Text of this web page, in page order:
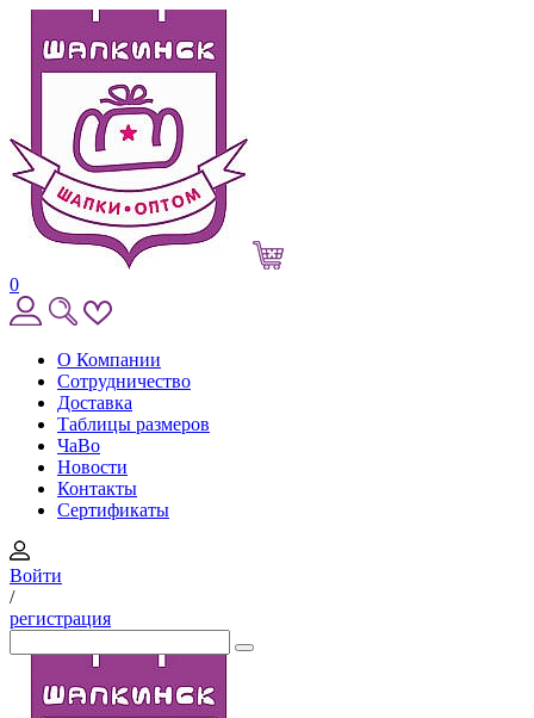
0
О Компании
Сотрудничество
Доставка
Таблицы размеров
ЧаВо
Новости
Контакты
Сертификаты
Войти
/
регистрация